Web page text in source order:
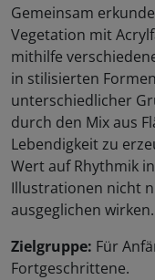
Gemeinsam
Vegetation mit
mithilfe
in stilisierten
unterschiedlicher
durch den Mix aus
Lebendigkeit zu
Wert auf Rhythmik
Illustrationen nicht
ausgeglichen wirken.
Zielgruppe: Für
Fortgeschrittene.